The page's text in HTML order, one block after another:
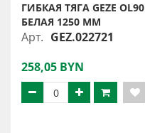
ГИБКАЯ ТЯГА GEZE OL90
БЕЛАЯ 1250 ММ
Арт. GEZ.022721
258,05 BYN